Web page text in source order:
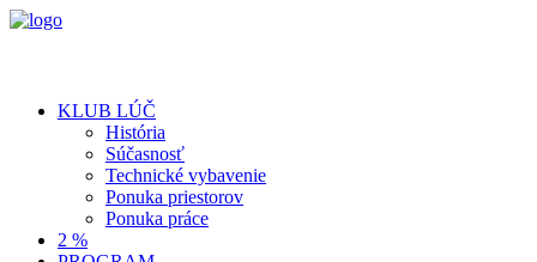
KLUB LÚČ
História
Súčasnosť
Technické vybavenie
Ponuka priestorov
Ponuka práce
2 %